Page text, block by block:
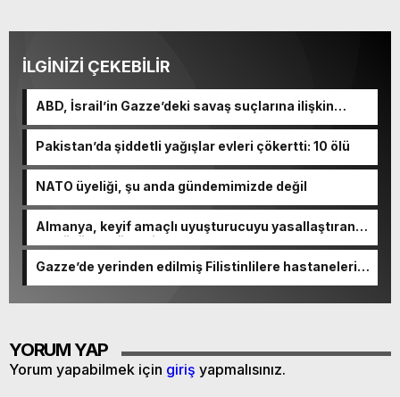
İLGİNİZİ ÇEKEBİLİR
ABD, İsrail’in Gazze’deki savaş suçlarına ilişkin
Pakistan’da şiddetli yağışlar evleri çökertti: 10 ölü
NATO üyeliği, şu anda gündemimizde değil
Almanya, keyif amaçlı uyuşturucuyu yasallaştıran
en büyük AB ülkesi oldu
Gazze’de yerinden edilmiş Filistinlilere hastaneleri
YORUM YAP
Yorum yapabilmek için giriş yapmalısınız.